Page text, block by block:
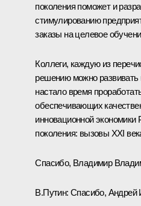
поколения поможет и
стимулированию
заказы на целевое
Коллеги, каждую из
решению можно развивать
настало время
обеспечивающих
инновационной экономики
поколения: вызовы XXI
Спасибо, Владимир
В.Путин: Спасибо, Андрей